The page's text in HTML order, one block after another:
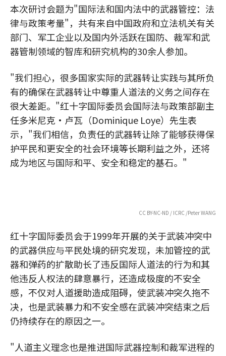
本次研讨会题为"国际法和国内法中的武器管控：法
律与政策考量"，共有来自中国政府和立法机关有关
部门、军工企业以及国内外活跃在国防、裁军和武
器管制领域的智库和研究机构的30余人参加。
"我们担心，很多国家实际的武器转让实践与其所负
有的确保在武器转让中尊重人道法的义务之间存在
很大差距。"红十字国际委员会国际法与政策部副主
任多米尼克•卢瓦（Dominique Loye）先生表
示，"我们相信，负责任的武器转让除了能够获得保
护平民和更安全的社会环境等长期利益之外，还将
成为地区与国际和平、安全和稳定的基石。"
CC BY-NC-ND / ICRC /Peter WANG
红十字国际委员会于1999年开展的关于武装冲突中
的武器供应与平民处境的研究发现，未加管控的武
器和弹药的扩散助长了违反国际人道法的行为和其
他违反人权法的肆意暴行，还造成极度的不安全
感，不仅对人道援助造成阻碍，使武装冲突久拖不
决，也是武装暴力和不安全感在武装冲突结束之后
仍持续存在的原因之一。
"人道主义理念也是推进国际武器控制和裁军进程的